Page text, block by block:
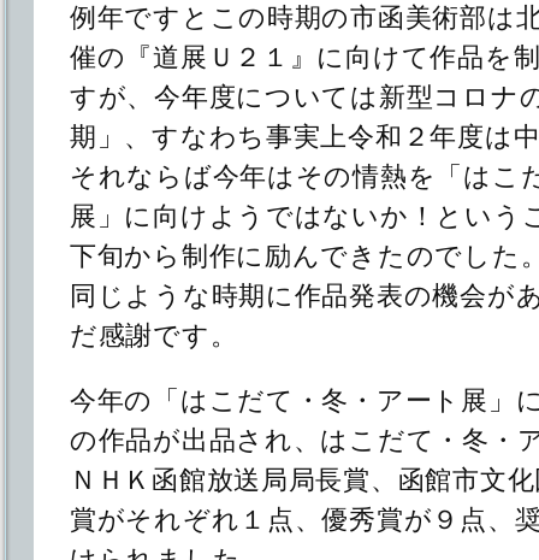
例年ですとこの時期の市函美術部は
催の『道展Ｕ２１』に向けて作品を
すが、今年度については新型コロナ
期」、すなわち事実上令和２年度は
それならば今年はその情熱を「はこ
展」に向けようではないか！という
下旬から制作に励んできたのでした
同じような時期に作品発表の機会が
だ感謝です。
今年の「はこだて・冬・アート展」
の作品が出品され、はこだて・冬・
ＮＨＫ函館放送局局長賞、函館市文
賞がそれぞれ１点、優秀賞が９点、